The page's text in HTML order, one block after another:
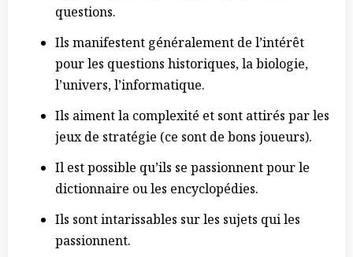
questions.
Ils manifestent généralement de l’intérêt
pour les questions historiques, la biologie,
l’univers, l’informatique.
Ils aiment la complexité et sont attirés par les
jeux de stratégie (ce sont de bons joueurs).
Il est possible qu’ils se passionnent pour le
dictionnaire ou les encyclopédies.
Ils sont intarissables sur les sujets qui les
passionnent.